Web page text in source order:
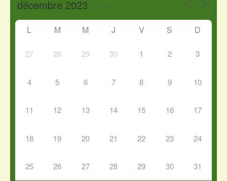
L M M J V S D
27 28 29 30 1 2 3
4 5 6 7 8 9 10
11 12 13 14 15 16 17
18 19 20 21 22 23 24
25 26 27 28 29 30 31